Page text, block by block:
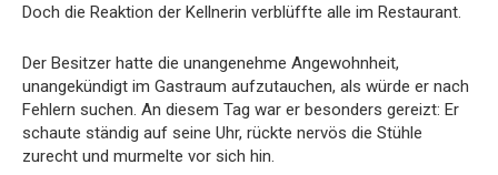
Doch die Reaktion der Kellnerin verblüffte alle im Restaurant.
Der Besitzer hatte die unangenehme Angewohnheit,
unangekündigt im Gastraum aufzutauchen, als würde er nach
Fehlern suchen. An diesem Tag war er besonders gereizt: Er
schaute ständig auf seine Uhr, rückte nervös die Stühle
zurecht und murmelte vor sich hin.